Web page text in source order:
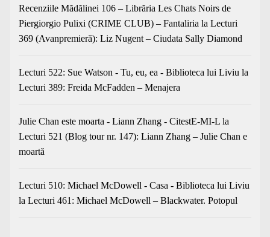
Recenziile Mădălinei 106 – Librăria Les Chats Noirs de
Piergiorgio Pulixi (CRIME CLUB) – Fantaliria la Lecturi
369 (Avanpremieră): Liz Nugent – Ciudata Sally Diamond
Lecturi 522: Sue Watson - Tu, eu, ea - Biblioteca lui Liviu la
Lecturi 389: Freida McFadden – Menajera
Julie Chan este moarta - Liann Zhang - CitestE-MI-L la
Lecturi 521 (Blog tour nr. 147): Liann Zhang – Julie Chan e
moartă
Lecturi 510: Michael McDowell - Casa - Biblioteca lui Liviu
la Lecturi 461: Michael McDowell – Blackwater. Potopul